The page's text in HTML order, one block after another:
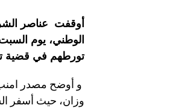
أوقفت عناصر
تورطهم في قضية
و أوضح مصدر امنب
وزان، حيث أسفر